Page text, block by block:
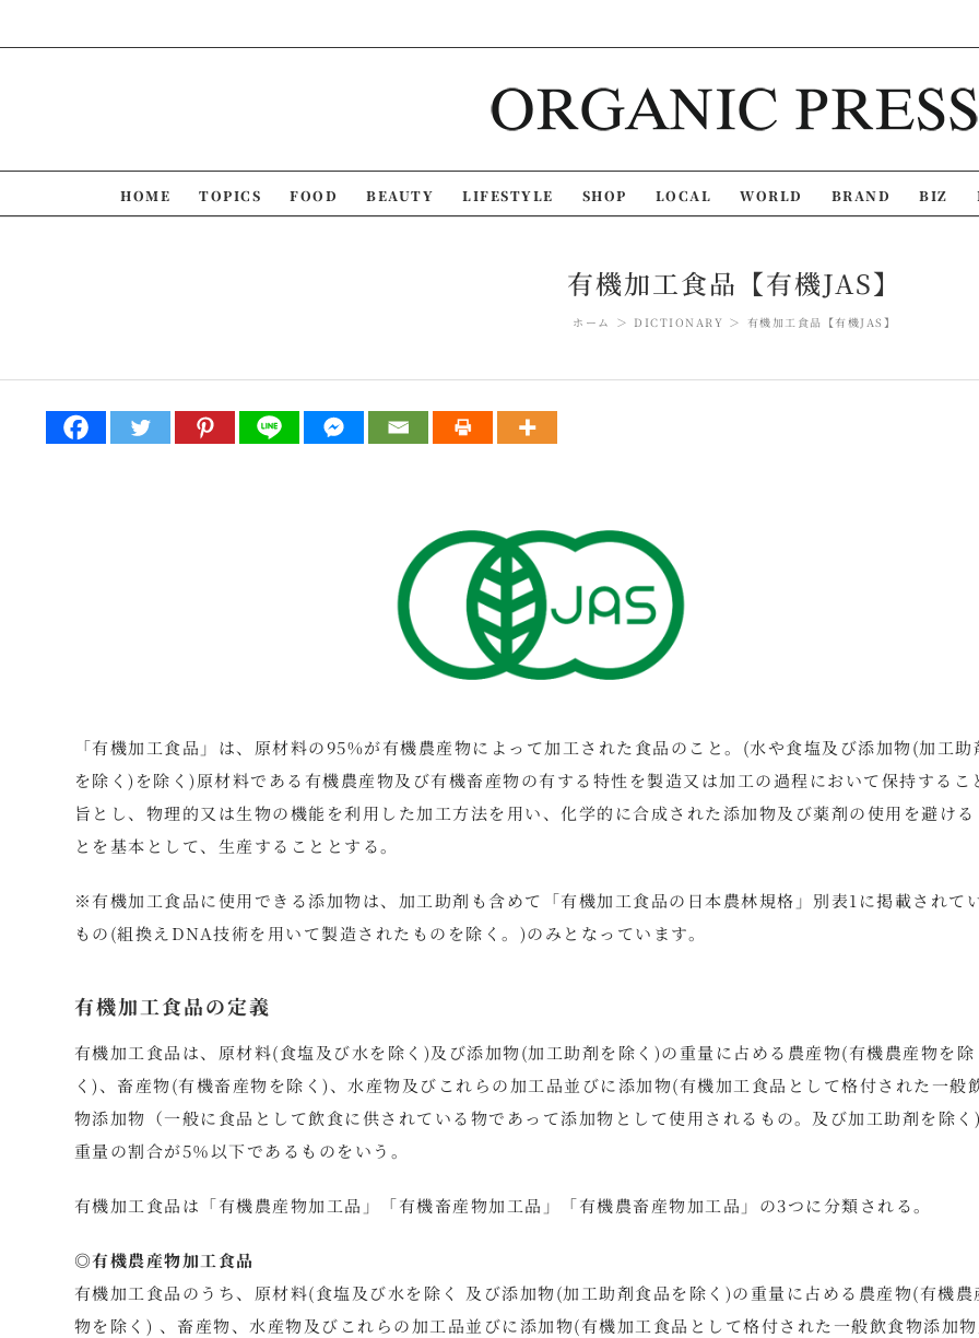
to
HOME TOPICS FOOD BEAUTY LIFESTYLE SHOP LOCAL WORLD BRAND BIZ
有機加工食品【有機JAS】
ホーム DICTIONARY 有機加工食品【有機JAS】
「有機加工食品」は、原材料の95%が有機農産物によって加工された食品のこと。(水や食塩及び添加物(加工助
を除く)を除く)原材料である有機農産物及び有機畜産物の有する特性を製造又は加工の過程において保持するこ
旨とし、物理的又は生物の機能を利用した加工方法を用い、化学的に合成された添加物及び薬剤の使用を避け
とを基本として、生産することとする。
※有機加工食品に使用できる添加物は、加工助剤も含めて「有機加工食品の日本農林規格」別表1に掲載されて
もの(組換えDNA技術を用いて製造されたものを除く。)のみとなっています。
有機加工食品の定義
有機加工食品は、原材料(食塩及び水を除く)及び添加物(加工助剤を除く)の重量に占める農産物(有機農産物を除
く)、畜産物(有機畜産物を除く)、水産物及びこれらの加工品並びに添加物(有機加工食品として格付された一般
物添加物（一般に食品として飲食に供されている物であって添加物として使用されるもの。及び加工助剤を除
重量の割合が5％以下であるものをいう。
有機加工食品は「有機農産物加工品」「有機畜産物加工品」「有機農畜産物加工品」の3つに分類される。
◎有機農産物加工食品
有機加工食品のうち、原材料(食塩及び水を除く 及び添加物(加工助剤食品を除く)の重量に占める農産物(有機農
物を除く) 、畜産物、水産物及びこれらの加工品並びに添加物(有機加工食品として格付された一般飲食物添加